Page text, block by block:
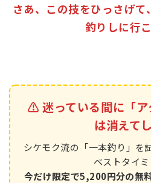
さあ、この技をひっさげ
釣りしに行
⚠️ 迷っている間に「ア
は消えて
シケモク流の「一本釣り」を
ベストタイミ
今だけ限定で5,200円分の無